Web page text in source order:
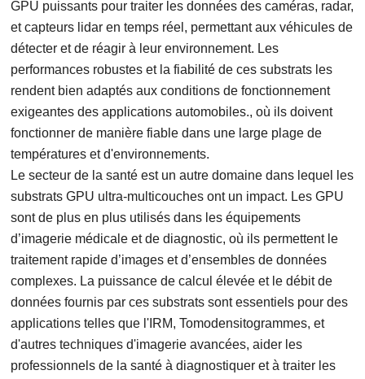
GPU puissants pour traiter les données des caméras, radar,
et capteurs lidar en temps réel, permettant aux véhicules de
détecter et de réagir à leur environnement. Les
performances robustes et la fiabilité de ces substrats les
rendent bien adaptés aux conditions de fonctionnement
exigeantes des applications automobiles., où ils doivent
fonctionner de manière fiable dans une large plage de
températures et d'environnements.
Le secteur de la santé est un autre domaine dans lequel les
substrats GPU ultra-multicouches ont un impact. Les GPU
sont de plus en plus utilisés dans les équipements
d’imagerie médicale et de diagnostic, où ils permettent le
traitement rapide d’images et d’ensembles de données
complexes. La puissance de calcul élevée et le débit de
données fournis par ces substrats sont essentiels pour des
applications telles que l'IRM, Tomodensitogrammes, et
d'autres techniques d'imagerie avancées, aider les
professionnels de la santé à diagnostiquer et à traiter les